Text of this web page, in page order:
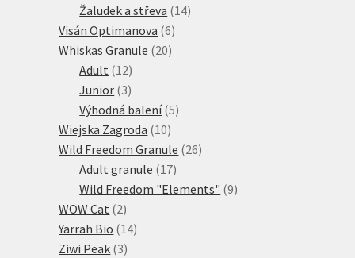
produkty
Žaludek a střeva 1414
Visán Optimanova 66
produktů
Whiskas Granule 2020
Adult 1212
produktů
Junior 33
produkty
Výhodná balení 55
Wiejska Zagroda 1010
produktů
Wild Freedom Granule 2626
Adult granule 1717
produktů
Wild Freedom "Elements" 99
WOW Cat 22
produkty
Yarrah Bio 1414
Ziwi Peak 33